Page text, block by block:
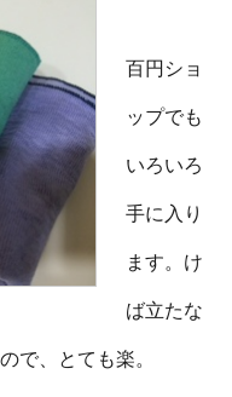
百円ショ
ップでも
いろいろ
手に入り
ます。け
ば立たな
で、とても楽。